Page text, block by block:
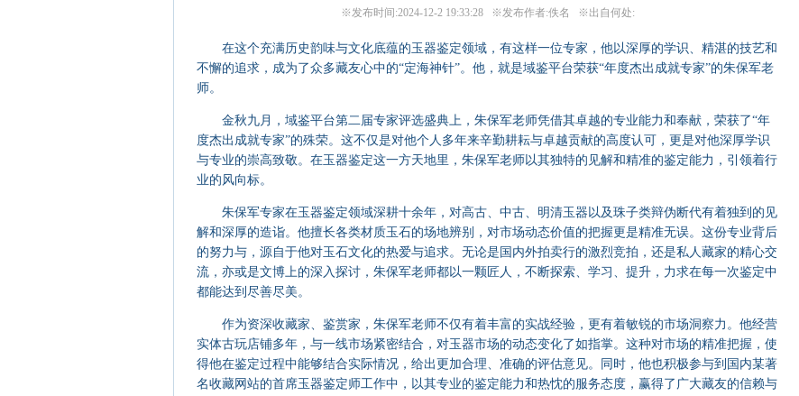
※发布时间:2024-12-2 19:33:28 ※发布作者:佚名 ※出自何处:
在这个充满历史韵味与文化底蕴的玉器鉴定领域，有这样一位专家，他以深厚的学识、精湛的技艺和
不懈的追求，成为了众多藏友心中的“定海神针”。他，就是域鉴平台荣获“年度杰出成就专家”的朱保军老
师。
金秋九月，域鉴平台第二届专家评选盛典上，朱保军老师凭借其卓越的专业能力和奉献，荣获了“年
度杰出成就专家”的殊荣。这不仅是对他个人多年来辛勤耕耘与卓越贡献的高度认可，更是对他深厚学识
与专业的崇高致敬。在玉器鉴定这一方天地里，朱保军老师以其独特的见解和精准的鉴定能力，引领着行
业的风向标。
朱保军专家在玉器鉴定领域深耕十余年，对高古、中古、明清玉器以及珠子类辩伪断代有着独到的见
解和深厚的造诣。他擅长各类材质玉石的场地辨别，对市场动态价值的把握更是精准无误。这份专业背后
的努力与，源自于他对玉石文化的热爱与追求。无论是国内外拍卖行的激烈竞拍，还是私人藏家的精心交
流，亦或是文博上的深入探讨，朱保军老师都以一颗匠人，不断探索、学习、提升，力求在每一次鉴定中
都能达到尽善尽美。
作为资深收藏家、鉴赏家，朱保军老师不仅有着丰富的实战经验，更有着敏锐的市场洞察力。他经营
实体古玩店铺多年，与一线市场紧密结合，对玉器市场的动态变化了如指掌。这种对市场的精准把握，使
得他在鉴定过程中能够结合实际情况，给出更加合理、准确的评估意见。同时，他也积极参与到国内某著
名收藏网站的首席玉器鉴定师工作中，以其专业的鉴定能力和热忱的服务态度，赢得了广大藏友的信赖与